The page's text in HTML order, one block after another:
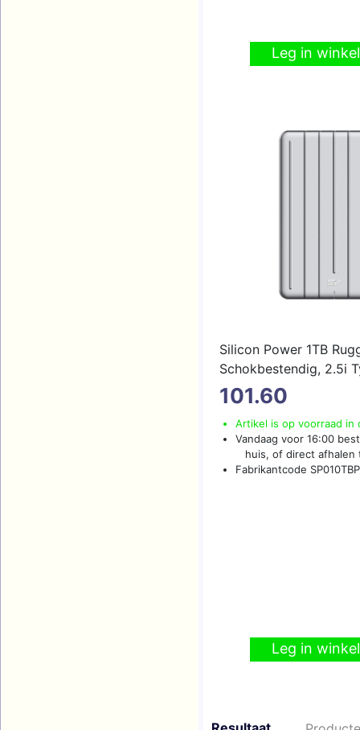
Leg in
Silicon Power 1TB
Schokbestendig, 2.5i
Military GRADE
Hard Drive
101.60
Artikel is op voorraad in
Vandaag voor 16:00
huis, of direct afhalen
Fabrikantcode
Leg in